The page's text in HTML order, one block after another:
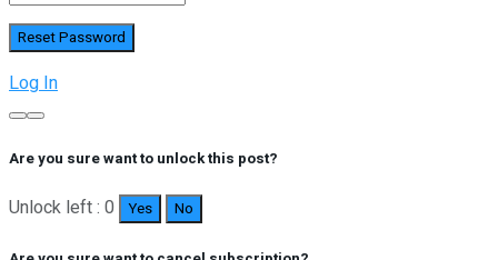
Log In
Are you sure want to unlock this post?
Unlock left : 0 Yes No